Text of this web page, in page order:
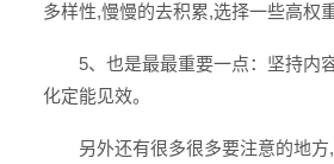
多样性,慢慢的去积累,选择一些高权
5、也是最最重要一点：坚持内
化定能见效。
另外还有很多很多要注意的地方,